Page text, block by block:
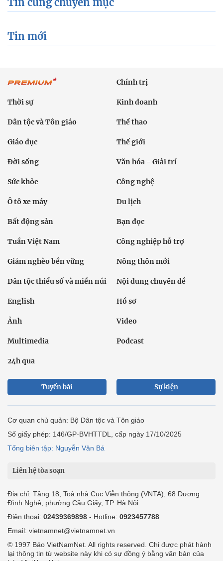
Tin mới
Chính trị
Thời sự Kinh doanh
Dân tộc và Tôn giáo Thể thao
Giáo dục Thế giới
Đời sống Văn hóa - Giải trí
Sức khỏe Công nghệ
Ô tô xe máy Du lịch
Bất động sản Bạn đọc
Tuần Việt Nam Công nghiệp hỗ trợ
Giảm nghèo bền vững Nông thôn mới
Dân tộc thiểu số và miền núi Nội dung chuyên đề
English Hồ sơ
Ảnh Video
Multimedia Podcast
24h qua
Tuyến bài Sự kiện
Cơ quan chủ quản: Bộ Dân tộc và Tôn giáo
Số giấy phép: 146/GP-BVHTTDL, cấp ngày 17/10/2025
Tổng biên tập: Nguyễn Văn Bá
Liên hệ tòa soạn
Địa chỉ: Tầng 18, Toà nhà Cục Viễn thông (VNTA), 68 Dương
Đình Nghệ, phường Cầu Giấy, TP. Hà Nội.
Điện thoại: 02439369898 - Hotline: 0923457788
Email: vietnamnet@vietnamnet.vn
© 1997 Báo VietNamNet. All rights reserved. Chỉ được phát hành
lại thông tin từ website này khi có sự đồng ý bằng văn bản của